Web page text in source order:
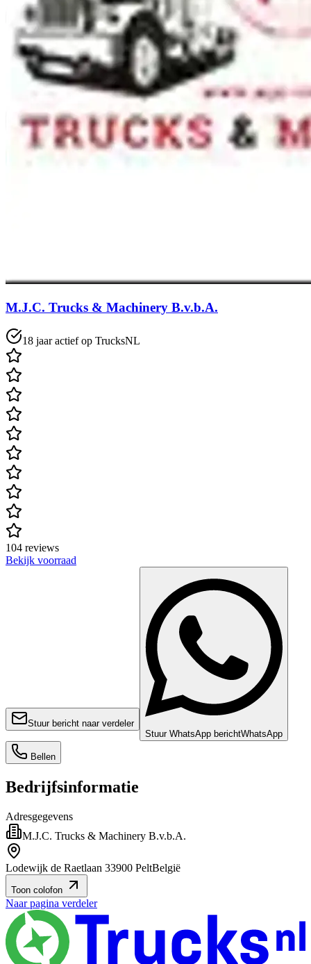
M.J.C. Trucks & Machinery B.v.b.A.
18 jaar actief op TrucksNL
104 reviews
Bekijk voorraad
Stuur bericht naar verdeler
Stuur WhatsApp berichtWhatsApp
Bellen
Bedrijfsinformatie
Adresgegevens
M.J.C. Trucks & Machinery B.v.b.A.
Lodewijk de Raetlaan 33900 PeltBelgië
Toon colofon
Naar pagina verdeler